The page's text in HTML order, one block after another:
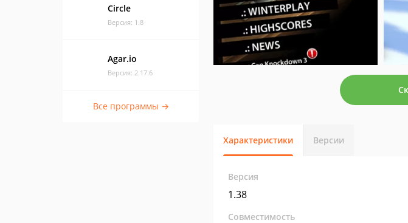
Circle
Версия: 1.8
Agar.io
Версия: 2.17.6
Все программы →
Характеристики Версии
Версия
1.38
Совместимость